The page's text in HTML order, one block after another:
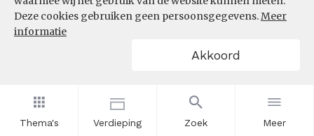
Thema's Verdieping Zoek Meer
Deze cookies gebruiken geen persoonsgegevens.Meer
informatie
Akkoord